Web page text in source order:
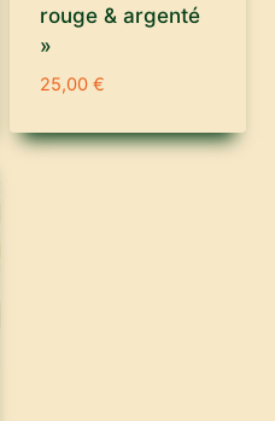
rouge & argenté
»
25,00 €